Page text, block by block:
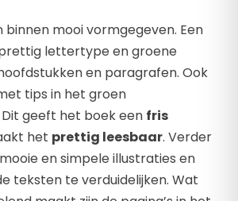
binnen mooi vormgegeven. Een
lettertype en groene
en paragrafen. Ook
tips in het groen
geeft het boek een fris
het prettig leesbaar. Verder
en simpele illustraties en
teksten te verduidelijken. Wat